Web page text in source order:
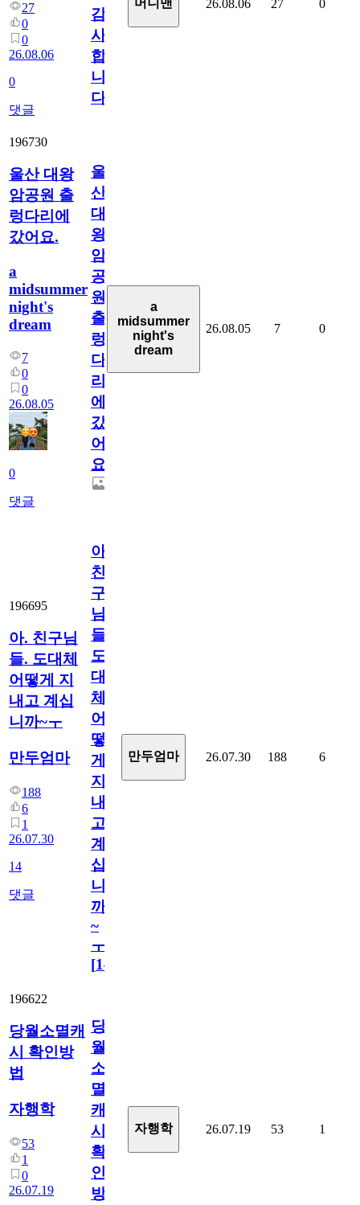
27
0
0
26.08.06
0
댓글
감
사
합
니
다
머니맨 26.08.06 27 0
196730
울산 대왕
암공원 출
렁다리에
갔어요.
a
midsummer
night's
dream
7
0
0
26.08.05
0
댓글
울
산
대
왕
암
공
원
출
렁
다
리
에
갔
어
요.
a
midsummer
night's
dream
26.08.05 7 0
196695
아. 친구님
들. 도대체
어떻게 지
내고 계십
니까~ㅜ
만두엄마
188
6
1
26.07.30
14
댓글
아.
친
구
님
들.
도
대
체
어
떻
게
지
내
고
계
십
니
까
~
ㅜ
[14
만두엄마 26.07.30 188 6
196622
당월소멸캐
시 확인방
법
자행학
53
1
0
26.07.19
당
월
소
멸
캐
시
확
인
방
자행학 26.07.19 53 1